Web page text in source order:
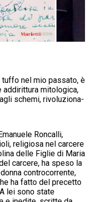
tuffo nel mio passato, è
addirittura mitologica,
schemi, rivoluziona-
Roncalli,
religiosa nel carcere
delle Figlie di Maria
carcere, ha speso la
controcorrente,
ha fatto del precetto
lei sono state